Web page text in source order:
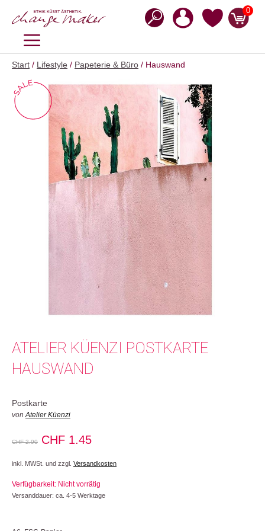
Inhalt
0
MENÜ
Start / Lifestyle / Papeterie & Büro / Hauswand
ATELIER KÜENZI POSTKARTE
HAUSWAND
Postkarte
vonAtelier Küenzi
CHF2.90
Ursprünglicher
CHF 2.90
CHF 1.45Aktueller
CHF 1.45.
inkl. MWSt. und zzgl. Versandkosten
Verfügbarkeit: Nicht vorrätig
Versanddauer: ca. 4-5 Werktage